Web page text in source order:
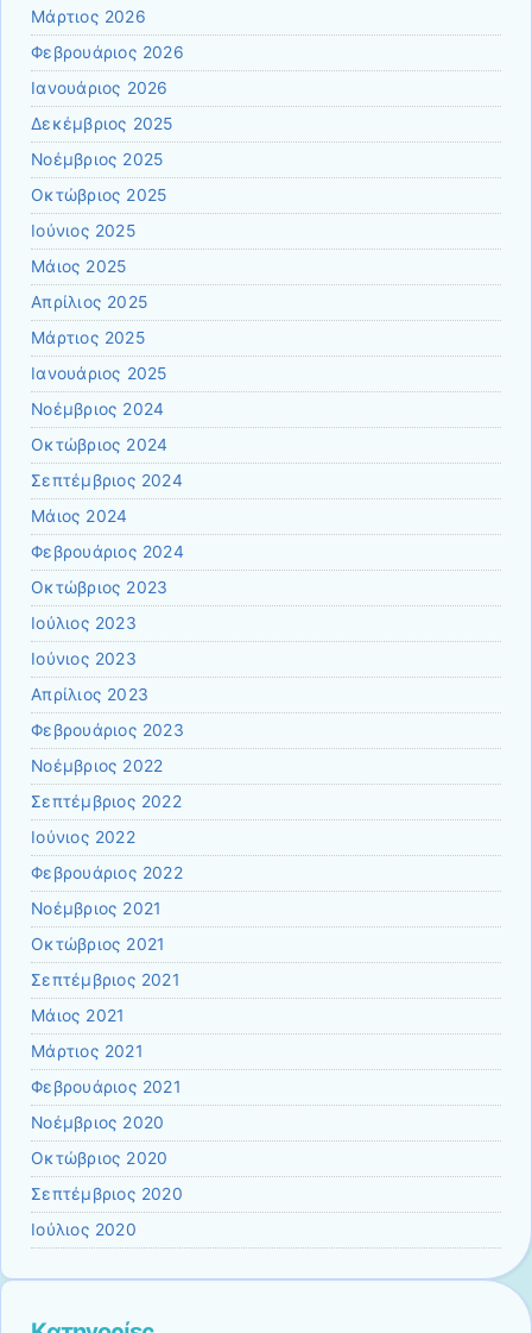
Μάρτιος 2026
Φεβρουάριος 2026
Ιανουάριος 2026
Δεκέμβριος 2025
Νοέμβριος 2025
Οκτώβριος 2025
Ιούνιος 2025
Μάιος 2025
Απρίλιος 2025
Μάρτιος 2025
Ιανουάριος 2025
Νοέμβριος 2024
Οκτώβριος 2024
Σεπτέμβριος 2024
Μάιος 2024
Φεβρουάριος 2024
Οκτώβριος 2023
Ιούλιος 2023
Ιούνιος 2023
Απρίλιος 2023
Φεβρουάριος 2023
Νοέμβριος 2022
Σεπτέμβριος 2022
Ιούνιος 2022
Φεβρουάριος 2022
Νοέμβριος 2021
Οκτώβριος 2021
Σεπτέμβριος 2021
Μάιος 2021
Μάρτιος 2021
Φεβρουάριος 2021
Νοέμβριος 2020
Οκτώβριος 2020
Σεπτέμβριος 2020
Ιούλιος 2020